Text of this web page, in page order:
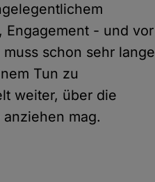
Engagement - und vor
schon sehr lange
Tun zu
weiter, über die
mag.